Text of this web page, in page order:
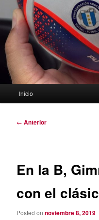
Inicio
Navegación
← Anterior
En la B,
con el
Posted onnoviembre 8, 2019